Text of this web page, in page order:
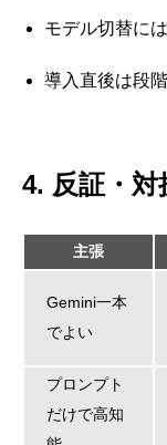
モデル切替に
導入直後は段
4. 反証・対
主張
Gemini一本
でよい
プロンプト
だけで高知